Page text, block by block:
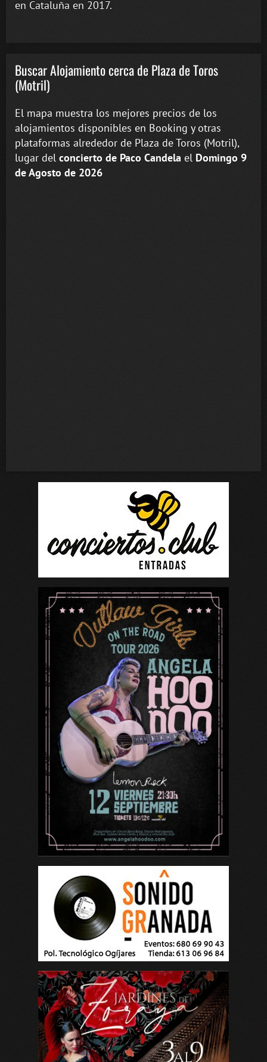
en Cataluña en 2017.
Buscar Alojamiento cerca de Plaza de Toros
(Motril)
El mapa muestra los mejores precios de los
alojamientos disponibles en Booking y otras
plataformas alrededor de Plaza de Toros (Motril),
lugar del concierto de Paco Candela el Domingo 9
de Agosto de 2026